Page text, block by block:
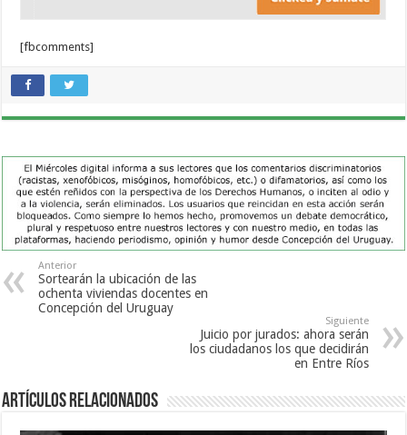
[fbcomments]
Anterior
Sortearán la ubicación de las
ochenta viviendas docentes en
Concepción del Uruguay
Siguiente
Juicio por jurados: ahora serán
los ciudadanos los que decidirán
en Entre Ríos
Artículos Relacionados